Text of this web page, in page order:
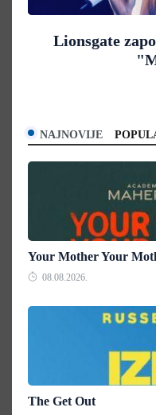
Lionsgate
NAJNOVIJE
Your Mother Your
08.08.2026.
The Get Out